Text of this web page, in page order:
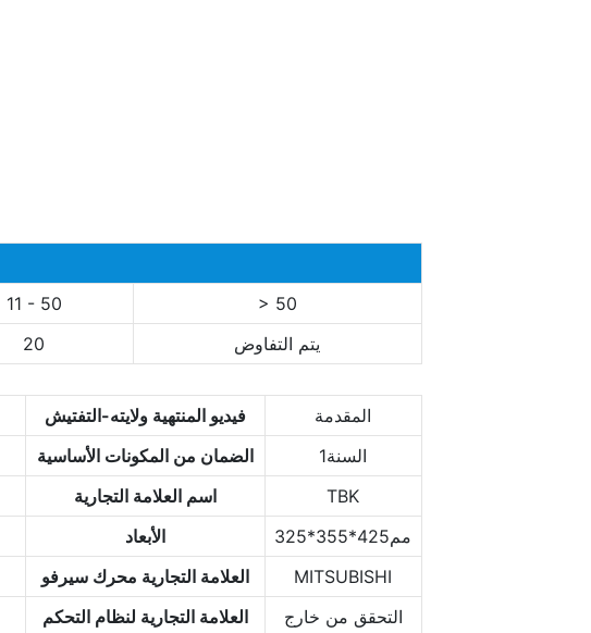
11 - 50
> 50
20 يتم التفاوض
فيديو المنتهية ولايته-التفتيش
المقدمة
الضمان من المكونات الأساسية
السنة1
اسم العلامة التجارية
TBK
الأبعاد
مم425*355*325
العلامة التجارية محرك سيرفو
MITSUBISHI
العلامة التجارية لنظام التحكم
التحقق من خارج